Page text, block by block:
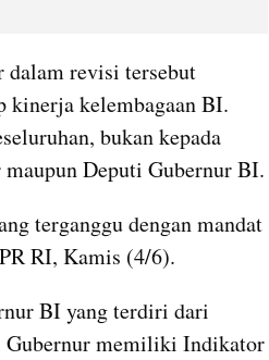
dalam revisi tersebut
kinerja kelembagaan BI.
bukan kepada
Deputi Gubernur BI.
terganggu dengan mandat
RI, Kamis (4/6).
BI yang terdiri dari
Gubernur memiliki Indikator